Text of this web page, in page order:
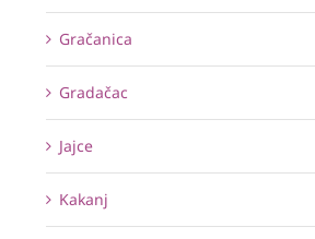
Gračanica
Gradačac
Jajce
Kakanj